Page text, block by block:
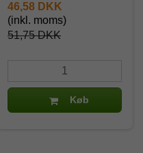
51,75 DKK
46,58 DKK
(inkl. moms)
Køb